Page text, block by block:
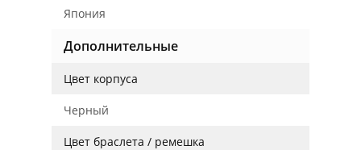
Япония
Дополнительные
Цвет корпуса
Черный
Цвет браслета / ремешка